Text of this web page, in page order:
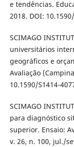
e tendências.
2018. DOI:
SCIMAGO
universitários
geográficos e
Avaliação
10.1590/S1414-
SCIMAGO
para diagnóstico
superior. Ensaio:
v. 26, n. 100, jul./